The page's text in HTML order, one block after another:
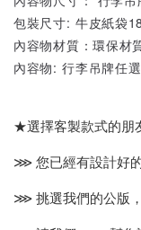
包裝尺寸: 牛皮紙袋
內容物材質：環保材
內容物: 行李吊牌任
★選擇客製款式的朋
⋙ 您已經有設計好
⋙ 挑選我們的公版